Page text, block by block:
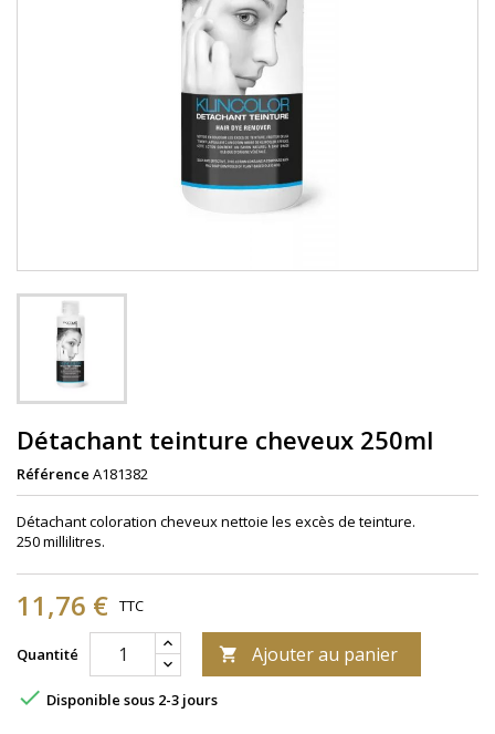
Détachant teinture cheveux 250ml
Référence A181382
Détachant coloration cheveux nettoie les excès de teinture.
250 millilitres.
11,76 € TTC
Quantité  Ajouter au panier
 Disponible sous 2-3 jours